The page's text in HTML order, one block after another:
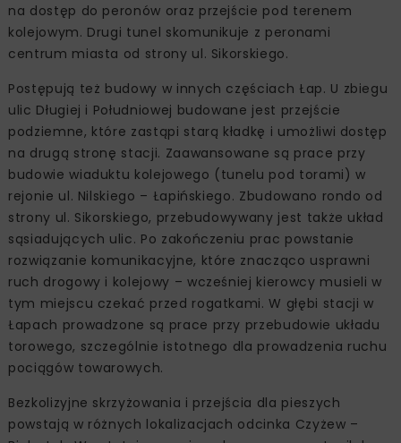
na dostęp do peronów oraz przejście pod terenem
kolejowym. Drugi tunel skomunikuje z peronami
centrum miasta od strony ul. Sikorskiego.
Postępują też budowy w innych częściach Łap. U zbiegu
ulic Długiej i Południowej budowane jest przejście
podziemne, które zastąpi starą kładkę i umożliwi dostęp
na drugą stronę stacji. Zaawansowane są prace przy
budowie wiaduktu kolejowego (tunelu pod torami) w
rejonie ul. Nilskiego – Łapińskiego. Zbudowano rondo od
strony ul. Sikorskiego, przebudowywany jest także układ
sąsiadujących ulic. Po zakończeniu prac powstanie
rozwiązanie komunikacyjne, które znacząco usprawni
ruch drogowy i kolejowy – wcześniej kierowcy musieli w
tym miejscu czekać przed rogatkami. W głębi stacji w
Łapach prowadzone są prace przy przebudowie układu
torowego, szczególnie istotnego dla prowadzenia ruchu
pociągów towarowych.
Bezkolizyjne skrzyżowania i przejścia dla pieszych
powstają w różnych lokalizacjach odcinka Czyżew –